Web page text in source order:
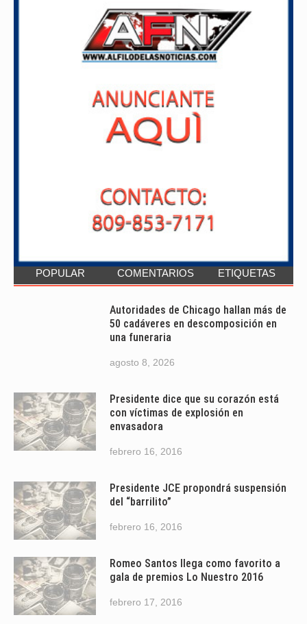
POPULAR COMENTARIOS ETIQUETAS
Autoridades de Chicago hallan más de
50 cadáveres en descomposición en
una funeraria
agosto 8, 2026
Presidente dice que su corazón está
con víctimas de explosión en
envasadora
febrero 16, 2016
Presidente JCE propondrá suspensión
del “barrilito”
febrero 16, 2016
Romeo Santos llega como favorito a
gala de premios Lo Nuestro 2016
febrero 17, 2016